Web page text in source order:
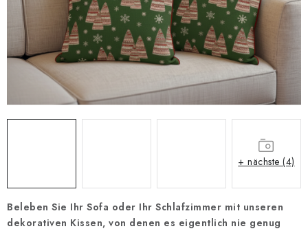
Zahlungsmöglichkeiten und Versand
Reklamationsordnung
Geschäftsbedingungen
Wie verwenden wir Cookies
Datenschutz-Bestimmungen
Rücktritt vom Vertrag
Beleben Sie Ihr Sofa oder Ihr Schlafzimmer mit unseren
dekorativen Kissen, von denen es eigentlich nie genug
+ nächste (4)